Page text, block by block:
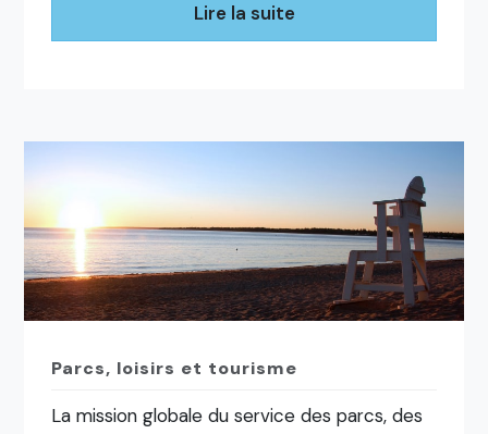
Lire la suite
Parcs, loisirs et tourisme
La mission globale du service des parcs, des